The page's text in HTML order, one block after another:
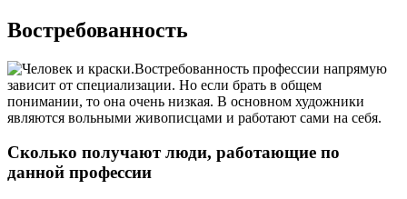
Востребованность
Востребованность профессии напрямую
зависит от специализации. Но если брать в общем
понимании, то она очень низкая. В основном художники
являются вольными живописцами и работают сами на себя.
Сколько получают люди, работающие по
данной профессии